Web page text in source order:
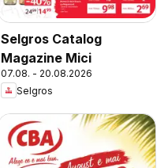
Selgros Catalog
Magazine Mici
07.08. - 20.08.2026
Selgros